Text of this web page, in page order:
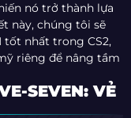
nó trở thành lựa
này, chúng tôi sẽ
tốt nhất trong CS2,
riêng để nâng tầm
SEVEN: VẺ